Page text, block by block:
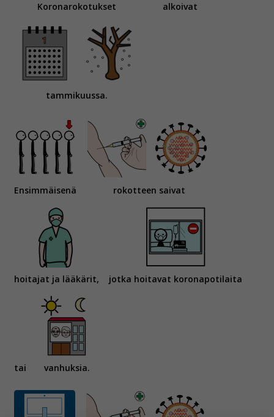
Koronarokotukset alkoivat
tammikuussa.
Ensimmäisenä rokotteen saivat
hoitajat ja lääkärit, jotka hoitavat koronapotilaita
tai vanhuksia.